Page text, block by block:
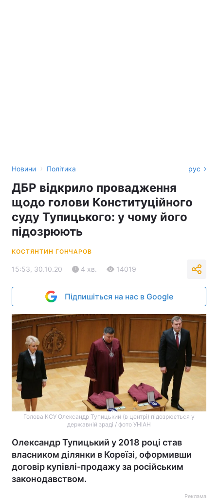
Новини › Політика рус
ДБР відкрило провадження
щодо голови Конституційного
суду Тупицького: у чому його
підозрюють
КОСТЯНТИН ГОНЧАРОВ
15:53, 30.10.20 4 хв. 14019
Підпишіться на нас в Google
Голова КСУ Олександр Тупицький (в центрі) підозрюється у
державній зраді / фото УНІАН
Олександр Тупицький у 2018 році став
власником ділянки в Кореїзі, оформивши
договір купівлі-продажу за російським
законодавством.
Реклама